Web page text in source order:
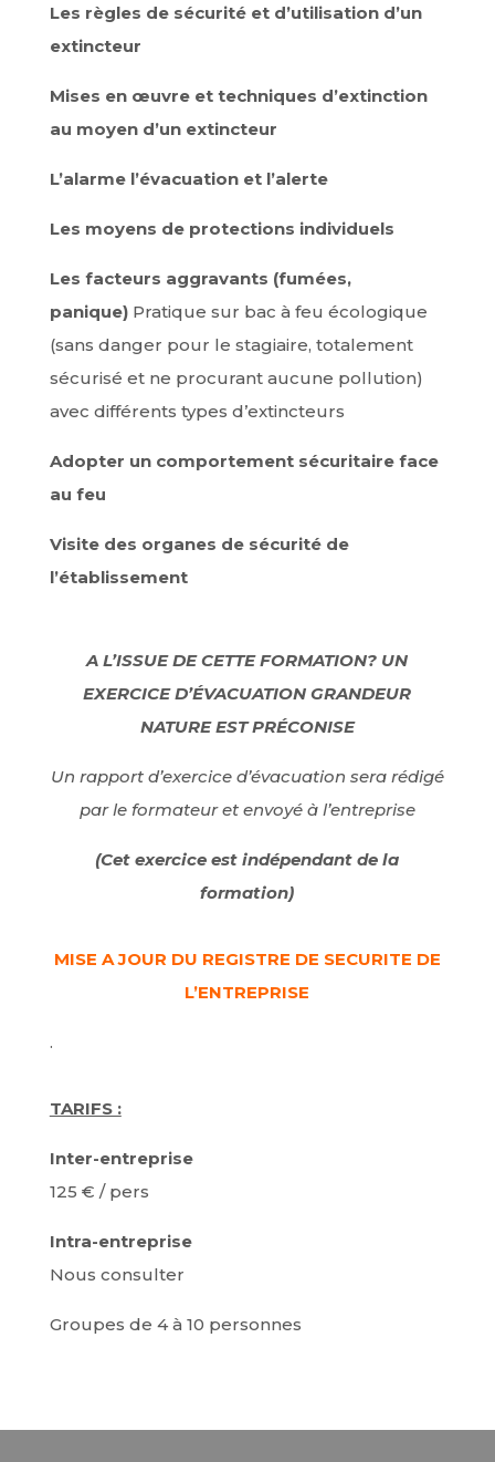
Les règles de sécurité et d’utilisation d’un
extincteur
Mises en œuvre et techniques d’extinction
au moyen d’un extincteur
L’alarme l’évacuation et l’alerte
Les moyens de protections individuels
Les facteurs aggravants (fumées,
panique) Pratique sur bac à feu écologique
(sans danger pour le stagiaire, totalement
sécurisé et ne procurant aucune pollution)
avec différents types d’extincteurs
Adopter un comportement sécuritaire face
au feu
Visite des organes de sécurité de
l’établissement
A L’ISSUE DE CETTE FORMATION? UN
EXERCICE D’ÉVACUATION GRANDEUR
NATURE EST PRÉCONISE
Un rapport d’exercice d’évacuation sera rédigé
par le formateur et envoyé à l’entreprise
(Cet exercice est indépendant de la
formation)
MISE A JOUR DU REGISTRE DE SECURITE DE
L’ENTREPRISE
.
TARIFS :
Inter-entreprise
125 € / pers
Intra-entreprise
Nous consulter
Groupes de 4 à 10 personnes